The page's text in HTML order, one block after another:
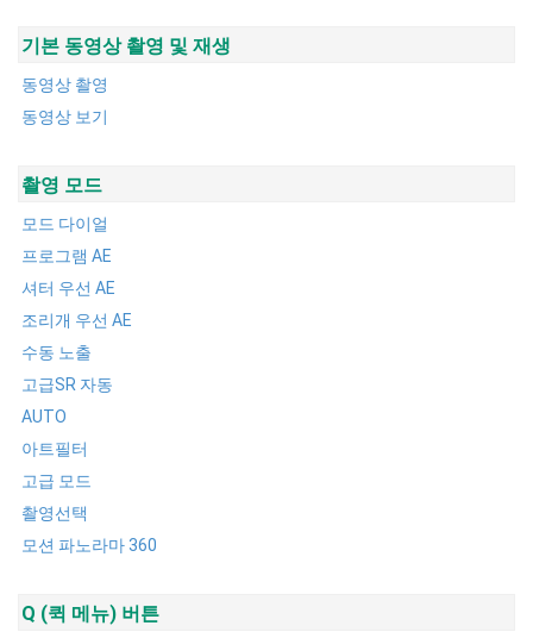
기본 동영상 촬영 및 재생
동영상 촬영
동영상 보기
촬영 모드
모드 다이얼
프로그램 AE
셔터 우선 AE
조리개 우선 AE
수동 노출
고급SR 자동
AUTO
아트필터
고급 모드
촬영선택
모션 파노라마 360
Q (퀵 메뉴) 버튼